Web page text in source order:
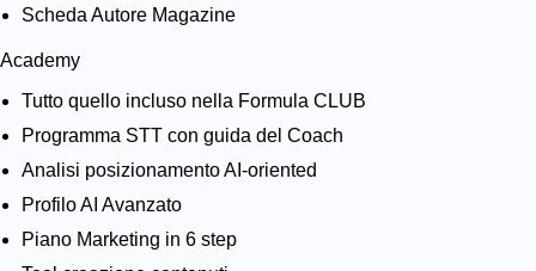
Scheda Autore Magazine
Academy
Tutto quello incluso nella Formula CLUB
Programma STT con guida del Coach
Analisi posizionamento AI-oriented
Profilo AI Avanzato
Piano Marketing in 6 step